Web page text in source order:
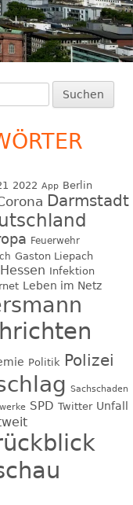
2022 App Berlin
Darmstadt
Feuerwehr
Gaston Liepach
Hessen Infektion
Leben im Netz
Politik Polizei
Sachschaden
SPD Twitter Unfall